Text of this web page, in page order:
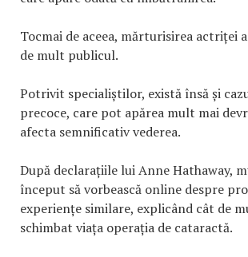
Tocmai de aceea, mărturisirea actriței
de mult publicul.
Potrivit specialiștilor, există însă și
precoce, care pot apărea mult mai
afecta semnificativ vederea.
După declarațiile lui Anne Hathaway,
început să vorbească online despre
experiențe similare, explicând cât de
schimbat viața operația de cataractă.